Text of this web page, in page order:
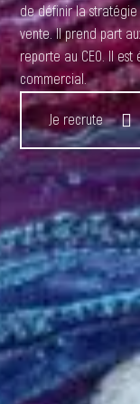
de définir la
vente. Il prend part
reporte au CEO. Il
commercial.
Je recrute